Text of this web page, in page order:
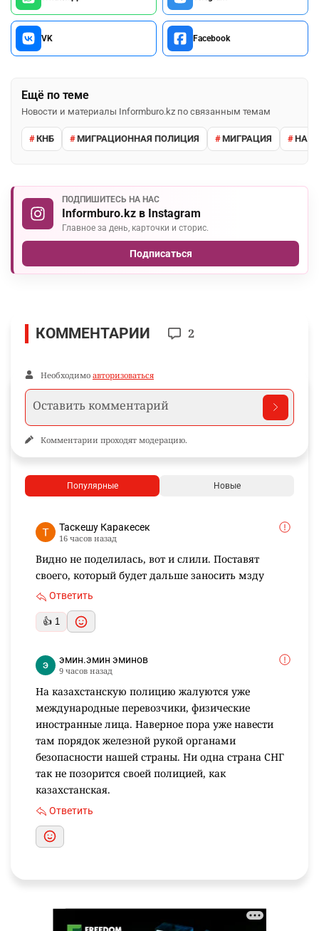
VK Facebook
Ещё по теме
Новости и материалы Informburo.kz по связанным темам
КНБ МИГРАЦИОННАЯ ПОЛИЦИЯ МИГРАЦИЯ
ПОДПИШИТЕСЬ НА НАС
Informburo.kz в Instagram
Главное за день, карточки и сторис.
Подписаться
КОММЕНТАРИИ 2
Необходимо авторизоваться
Комментарии проходят модерацию.
Популярные Новые
Таскешу Каракесек
16 часов назад
Видно не поделилась, вот и слили. Поставят
своего, который будет дальше заносить мзду
Ответить
👍 1
эмин.эмин эминов
9 часов назад
На казахстанскую полицию жалуются уже
международные перевозчики, физические
иностранные лица. Наверное пора уже навести
там порядок железной рукой органами
безопасности нашей страны. Ни одна страна СНГ
так не позорится своей полицией, как
казахстанская.
Ответить